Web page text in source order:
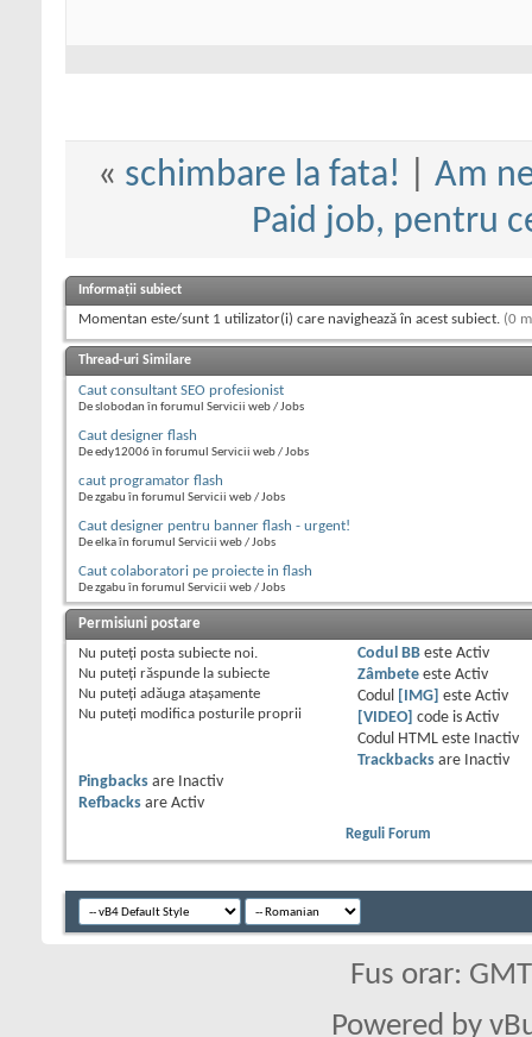
« schimbare la fata!
Am
Paid job, pentru
Informații subiect
Momentan este/sunt 1 utilizator(i) care navighează în acest subiect. (0
Thread-uri Similare
Caut consultant SEO profesionist
De slobodan în forumul Servicii web / Jobs
Caut designer flash
De edy12006 în forumul Servicii web / Jobs
caut programator flash
De zgabu în forumul Servicii web / Jobs
Caut designer pentru banner flash - urgent!
De elka în forumul Servicii web / Jobs
Caut colaboratori pe proiecte in flash
De zgabu în forumul Servicii web / Jobs
Permisiuni postare
Nu puteţi posta subiecte noi.
Nu puteţi răspunde la subiecte
Nu puteţi adăuga ataşamente
Nu puteţi modifica posturile proprii
Codul BBeste Activ
Zâmbeteeste Activ
Codul
[IMG] este Activ
[VIDEO]
code is Activ
Codul HTML este
Inactiv
Trackbacksare
Inactiv
Pingbacks are
Inactiv
Refbacks are Activ
Reguli Forum
Fus orar:
Powered by